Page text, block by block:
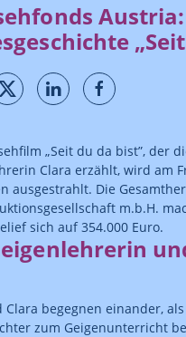
„Seit du da bist”, der
Clara erzählt, wird am
ausgestrahlt. Die
m.b.H.
sich auf 354.000 Euro.
Clara begegnen einander,
zum Geigenunterricht